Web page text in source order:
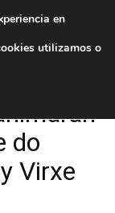
do
Virxe
en
utilizamos o